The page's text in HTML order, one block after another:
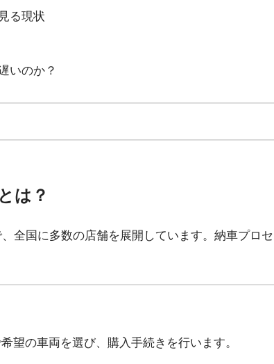
る現状
いのか？
は？
全国に多数の店舗を展開しています。納車プロセ
望の車両を選び、購入手続きを行います。